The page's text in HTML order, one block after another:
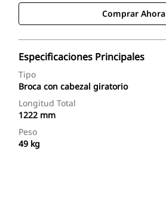
Comprar Ahora
Especificaciones Principales
Tipo
Broca con cabezal giratorio
Longitud Total
1222 mm
Peso
49 kg